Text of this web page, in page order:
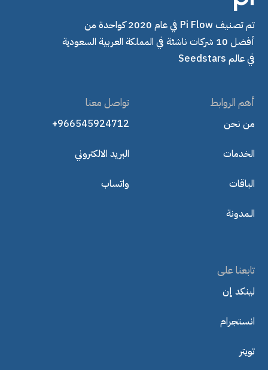
تم تصنيف Pi Flow في عام 2020 كواحدة من
أفضل 10 شركات ناشئة في المملكة العربية السعودية
في عالم Seedstars
أهم الروابط
من نحن
الخدمات
الباقات
الـمدونة
تواصل معنا
+966545924712
البريد الالكتروني
واتساب
تابعنا على
لينكد إن
انستجرام
تويتر